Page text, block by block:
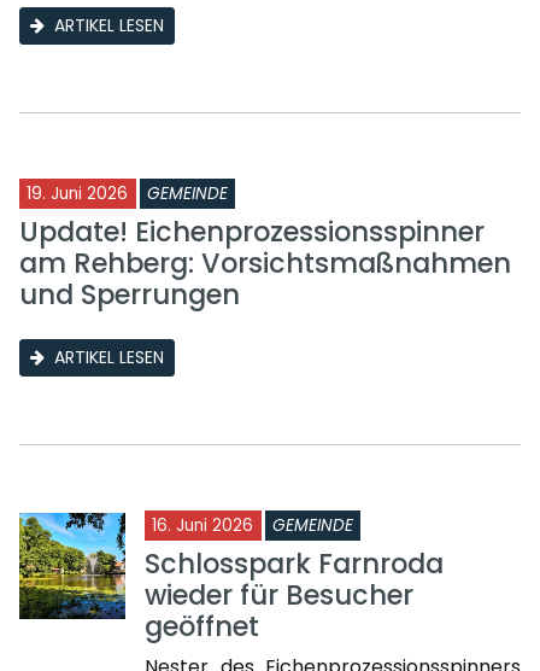
ARTIKEL LESEN
19. Juni 2026 GEMEINDE
Update! Eichenprozessionsspinner
am Rehberg: Vorsichtsmaßnahmen
und Sperrungen
ARTIKEL LESEN
16. Juni 2026 GEMEINDE
Schlosspark Farnroda
wieder für Besucher
geöffnet